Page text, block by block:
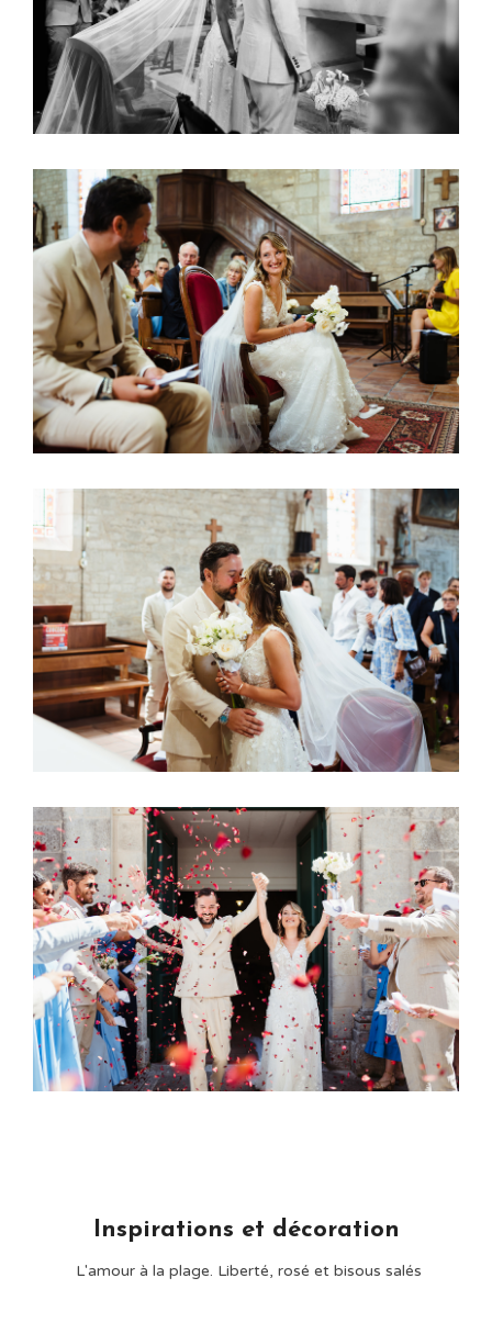
Inspirations et décoration
L'amour à la plage. Liberté, rosé et bisous salés